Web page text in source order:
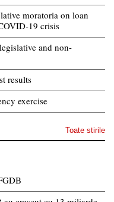
moratoria on loan
19 crisis
and non-
results
exercise
Toate stirile